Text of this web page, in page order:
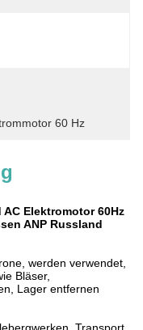
60 Hz
Elektromotor 60Hz
ANP Russland
werden verwendet,
Bläser,
Lager entfernen